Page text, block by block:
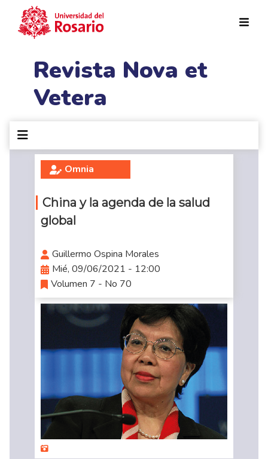
Revista Nova et
Vetera
Omnia
China y la agenda de la salud
global
Guillermo Ospina Morales
Mié, 09/06/2021 - 12:00
Volumen 7 - No 70